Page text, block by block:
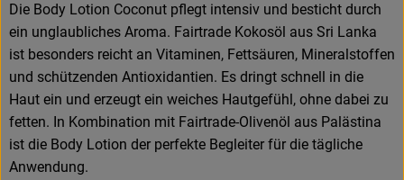
Die Body Lotion Coconut pflegt intensiv und besticht durch
ein unglaubliches Aroma. Fairtrade Kokosöl aus Sri Lanka
ist besonders reicht an Vitaminen, Fettsäuren, Mineralstoffen
und schützenden Antioxidantien. Es dringt schnell in die
Haut ein und erzeugt ein weiches Hautgefühl, ohne dabei zu
fetten. In Kombination mit Fairtrade-Olivenöl aus Palästina
ist die Body Lotion der perfekte Begleiter für die tägliche
Anwendung.